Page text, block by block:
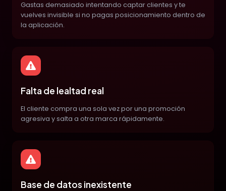
Gastas demasiado intentando captar clientes y te
vuelves invisible si no pagas posicionamiento dentro de
la aplicación.
Falta de lealtad real
El cliente compra una sola vez por una promoción
agresiva y salta a otra marca rápidamente.
Base de datos inexistente